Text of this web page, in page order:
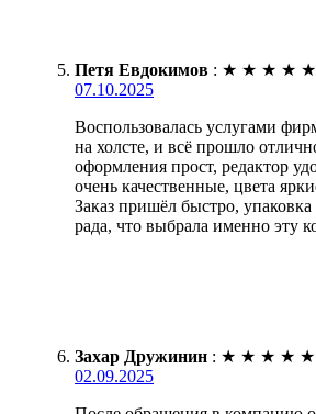
Петя Евдокимов : ★ ★ ★ ★ ★
07.10.2025
Воспользовалась услугами
на холсте, и всё прошло
оформления прост, редактор
очень качественные, цвета
Заказ пришёл быстро,
рада, что выбрала именно эту
Захар Дружинин : ★ ★ ★ ★ ★
02.09.2025